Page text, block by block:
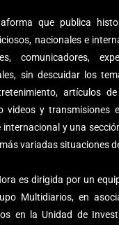
que publica
nacionales e
comunicadores,
sin descuidar los
artículos
videos y transmisiones
y una
variadas situaciones
es dirigida por un
Multidiarios, en
en la Unidad de